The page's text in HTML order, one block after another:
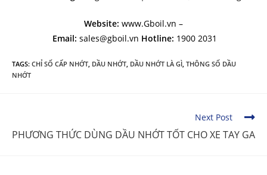
Website: www.Gboil.vn –
Email: sales@gboil.vn Hotline: 1900 2031
TAGS: CHỈ SỐ CẤP NHỚT, DẦU NHỚT, DẦU NHỚT LÀ GÌ, THÔNG SỐ DẦU
NHỚT
o
Next Post
PHƯƠNG THỨC DÙNG DẦU NHỚT TỐT CHO XE TAY GA